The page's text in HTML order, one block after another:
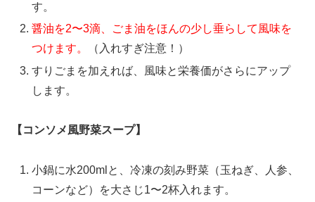
す。
醤油を2〜3滴、ごま油をほんの少し垂らして風味を
つけます。
（入れすぎ注意！）
すりごまを加えれば、風味と栄養価がさらにアップ
します。
【コンソメ風野菜スープ】
小鍋に水200mlと、冷凍の刻み野菜（玉ねぎ、人参、
コーンなど）を大さじ1〜2杯入れます。